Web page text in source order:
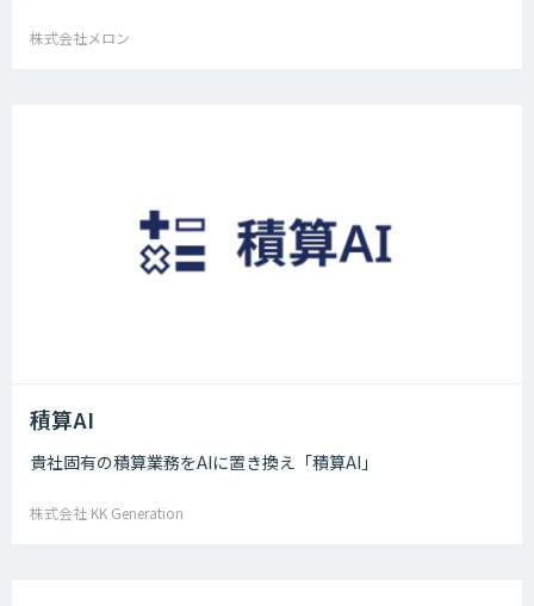
株式会社メロン
積算AI
貴社固有の積算業務をAIに置き換え「積算AI」
株式会社 KK Generation